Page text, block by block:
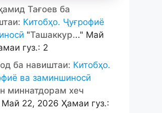
Тағоев ба
Китобҳо. Ҷуғрофиё
"Ташаккур..." Май
гуз.: 2
ба навиштаи: Китобҳо.
ва заминшиносӣ
миннатдорам хеч
Май 22, 2026 Ҳамаи гуз.: